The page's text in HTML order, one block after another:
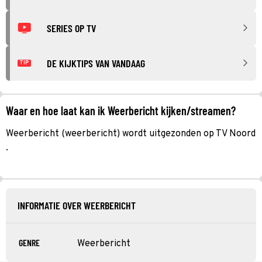
SERIES OP TV
TIP DE KIJKTIPS VAN VANDAAG
Waar en hoe laat kan ik Weerbericht kijken/streamen?
Weerbericht (weerbericht) wordt uitgezonden op TV Noord
.
INFORMATIE OVER WEERBERICHT
GENRE Weerbericht